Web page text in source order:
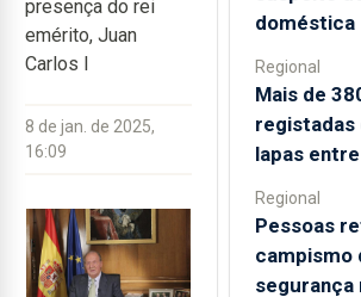
presença do rei
emérito, Juan
Carlos I
8 de jan. de 2025,
16:09
doméstica
Regional
Mais de
registadas
lapas
Regional
Pessoas
campismo
segurança